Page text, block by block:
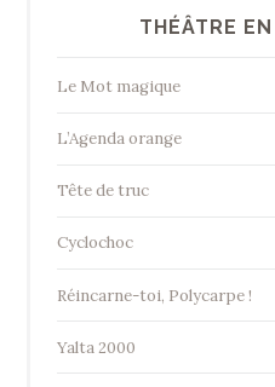
THÉÂTRE
Le Mot magique
L’Agenda orange
Tête de truc
Cyclochoc
Réincarne-toi, Polycarpe !
Yalta 2000